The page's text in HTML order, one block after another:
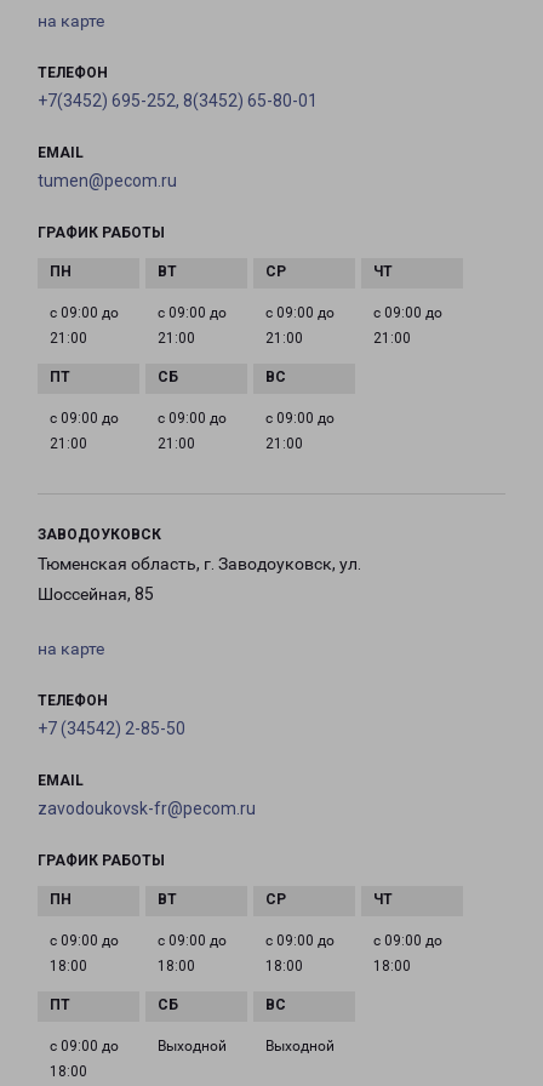
на карте
ТЕЛЕФОН
+7(3452) 695-252, 8(3452) 65-80-01
EMAIL
tumen@pecom.ru
ГРАФИК РАБОТЫ
с 09:00 до
21:00
с 09:00 до
21:00
с 09:00 до
21:00
с 09:00 до
21:00
с 09:00 до
21:00
с 09:00 до
21:00
с 09:00 до
21:00
ЗАВОДОУКОВСК
Тюменская область, г. Заводоуковск, ул.
Шоссейная, 85
на карте
ТЕЛЕФОН
+7 (34542) 2-85-50
EMAIL
zavodoukovsk-fr@pecom.ru
ГРАФИК РАБОТЫ
с 09:00 до
18:00
с 09:00 до
18:00
с 09:00 до
18:00
с 09:00 до
18:00
с 09:00 до
18:00
Выходной Выходной